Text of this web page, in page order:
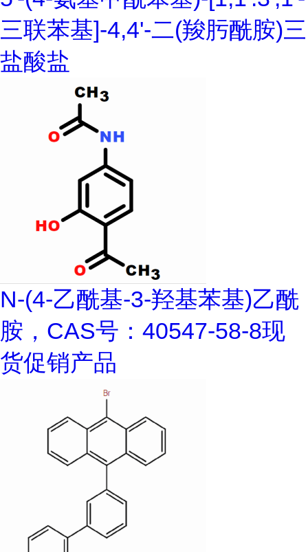
三联苯基]-4,4'-二(羧肟酰胺)三
盐酸盐
N-(4-乙酰基-3-羟基苯基)乙酰
胺，CAS号：40547-58-8现
货促销产品